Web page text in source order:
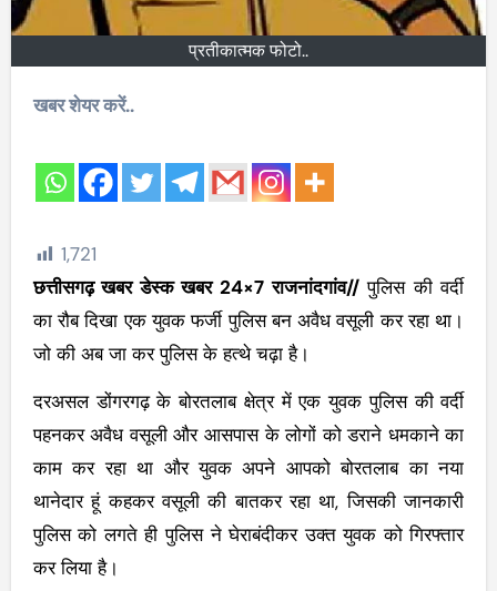
प्रतीकात्मक फोटो..
खबर शेयर करें..
1,721
छत्तीसगढ़ खबर डेस्क खबर 24×7 राजनांदगांव//पुलिस की वर्दी
का रौब दिखा एक युवक फर्जी पुलिस बन अवैध वसूली कर रहा था।
जो की अब जा कर पुलिस के हत्थे चढ़ा है।
दरअसल डोंगरगढ़ के बोरतलाब क्षेत्र में एक युवक पुलिस की वर्दी
पहनकर अवैध वसूली और आसपास के लोगों को डराने धमकाने का
काम कर रहा था और युवक अपने आपको बोरतलाब का नया
थानेदार हूं कहकर वसूली की बातकर रहा था, जिसकी जानकारी
पुलिस को लगते ही पुलिस ने घेराबंदीकर उक्त युवक को गिरफ्तार
कर लिया है।